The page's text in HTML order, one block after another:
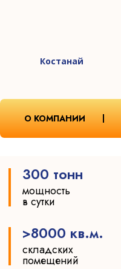
Костанай
О КОМПАНИИ
300 тонн
мощность
в сутки
>8000 кв.м.
складских
помещений